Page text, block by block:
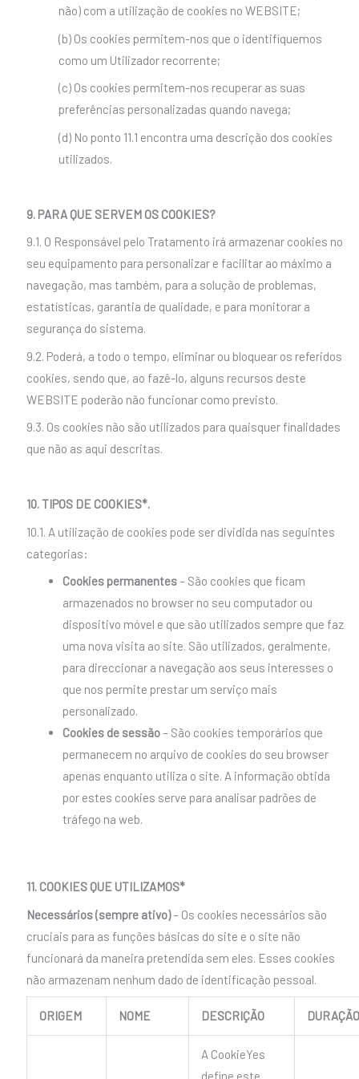
não) com a utilização de cookies no WEBSITE;
(b) Os cookies permitem-nos que o identifiquemos
como um Utilizador recorrente;
(c) Os cookies permitem-nos recuperar as suas
preferências personalizadas quando navega;
(d) No ponto 11.1 encontra uma descrição dos cookies
utilizados.
9. PARA QUE SERVEM OS COOKIES?
9.1. O Responsável pelo Tratamento irá armazenar cookies no
seu equipamento para personalizar e facilitar ao máximo a
navegação, mas também, para a solução de problemas,
estatísticas, garantia de qualidade, e para monitorar a
segurança do sistema.
9.2. Poderá, a todo o tempo, eliminar ou bloquear os referidos
cookies, sendo que, ao fazê-lo, alguns recursos deste
WEBSITE poderão não funcionar como previsto.
9.3. Os cookies não são utilizados para quaisquer finalidades
que não as aqui descritas.
10. TIPOS DE COOKIES*.
10.1. A utilização de cookies pode ser dividida nas seguintes
categorias:
Cookies permanentes– São cookies que ficam
armazenados no browser no seu computador ou
dispositivo móvel e que são utilizados sempre que faz
uma nova visita ao site. São utilizados, geralmente,
para direccionar a navegação aos seus interesses o
que nos permite prestar um serviço mais
personalizado.
Cookies de sessão– São cookies temporários que
permanecem no arquivo de cookies do seu browser
apenas enquanto utiliza o site. A informação obtida
por estes cookies serve para analisar padrões de
tráfego na web.
11. COOKIES QUE UTILIZAMOS*
Necessários (sempre ativo)– Os cookies necessários são
cruciais para as funções básicas do site e o site não
funcionará da maneira pretendida sem eles. Esses cookies
não armazenam nenhum dado de identificação pessoal.
ORIGEM NOME DESCRIÇÃO
A CookieYes
define este